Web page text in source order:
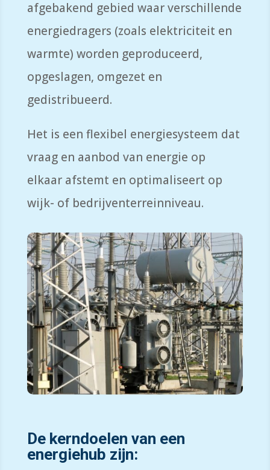
afgebakend gebied waar verschillende
energiedragers (zoals elektriciteit en
warmte) worden geproduceerd,
opgeslagen, omgezet en
gedistribueerd.
Het is een flexibel energiesysteem dat
vraag en aanbod van energie op
elkaar afstemt en optimaliseert op
wijk- of bedrijventerreinniveau.
De kerndoelen van een
energiehub zijn: